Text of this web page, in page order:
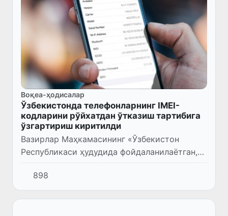
Воқеа-ҳодисалар
Ўзбекистонда телефонларнинг IMEI-
кодларини рўйхатдан ўтказиш тартибига
ўзгартириш киритилди
Вазирлар Маҳкамасининг «Ўзбекистон
Республикаси ҳудудида фойдаланилаётган,
сотиш ёки шахсий фойдаланиш учун олиб
кириладиган ва ишлаб чиқариладиган мобил
қурилмаларни рйўхатга олиш...
898